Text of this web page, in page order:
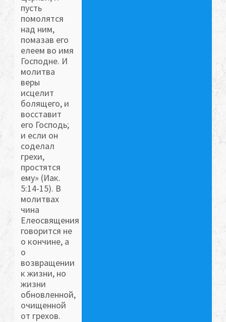
пусть
помолятся
над ним,
помазав его
елеем во имя
Господне. И
молитва
веры
исцелит
болящего, и
восставит
его Господь;
и если он
соделал
грехи,
простятся
ему» (Иак.
5:14-15). В
молитвах
чина
Елеосвящения
говорится не
о кончине, а
о
возвращении
к жизни, но
жизни
обновленной,
очищенной
от грехов.